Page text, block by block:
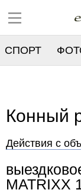
СПОРТ
Конный
Действия с
MATRIXX